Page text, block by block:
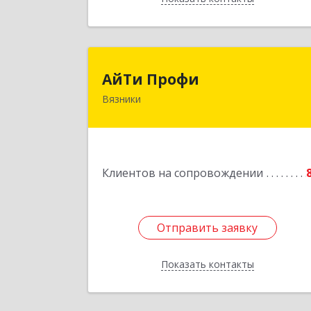
АйТи Профи
Вязники
Клиентов на сопровождении
Отправить заявку
Показать контакты
Отправить заявку
Назад